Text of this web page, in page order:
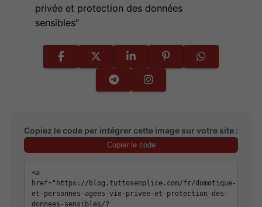
privée et protection des données
sensibles”
Copiez le code per intégrer cette image sur votre site :
Copier le code